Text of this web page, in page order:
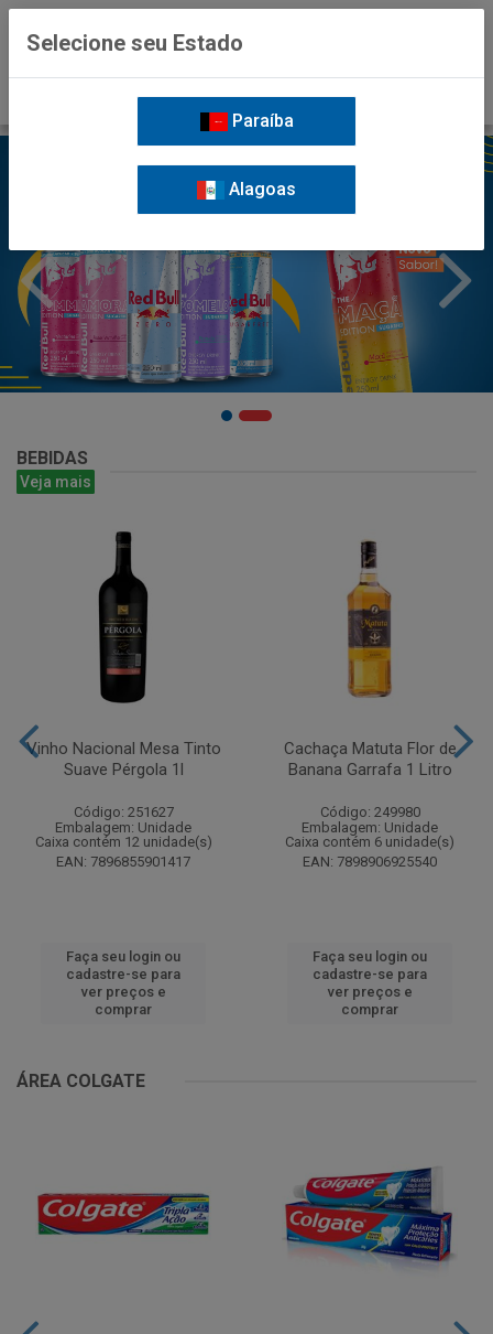
BEBIDAS
Veja mais
Vinho Nacional Mesa Tinto
Suave Pérgola 1l
Código: 251627
Embalagem: Unidade
Caixa contém 12 unidade(s)
EAN: 7896855901417
Faça seu login ou
cadastre-se para
ver preços e
comprar
Cachaça Matuta Flor de
Banana Garrafa 1 Litro
Código: 249980
Embalagem: Unidade
Caixa contém 6 unidade(s)
EAN: 7898906925540
Faça seu login ou
cadastre-se para
ver preços e
comprar
ÁREA COLGATE
Selecione seu Estado
Paraíba
Alagoas